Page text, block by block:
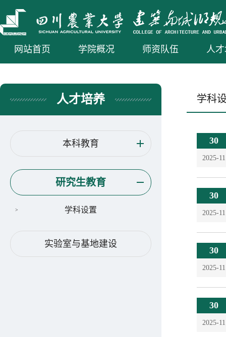
网站首页 学院概况 师资队伍 人
人才培养
本科教育
研究生教育
学科设置
实验室与基地建设
学科
30
2025-11
30
2025-11
30
2025-11
30
2025-11